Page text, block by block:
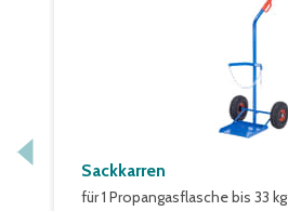
Sackkarren
für 1 Propangasflasche bis 33 kg